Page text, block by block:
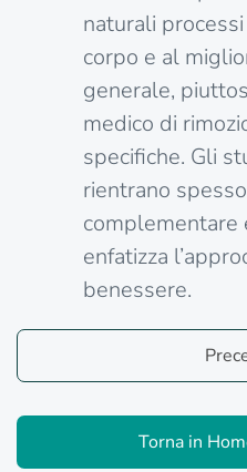
naturali
corpo e al
generale,
medico di
specifiche. Gli
rientrano
complementare
enfatizza
benessere.
Torna in